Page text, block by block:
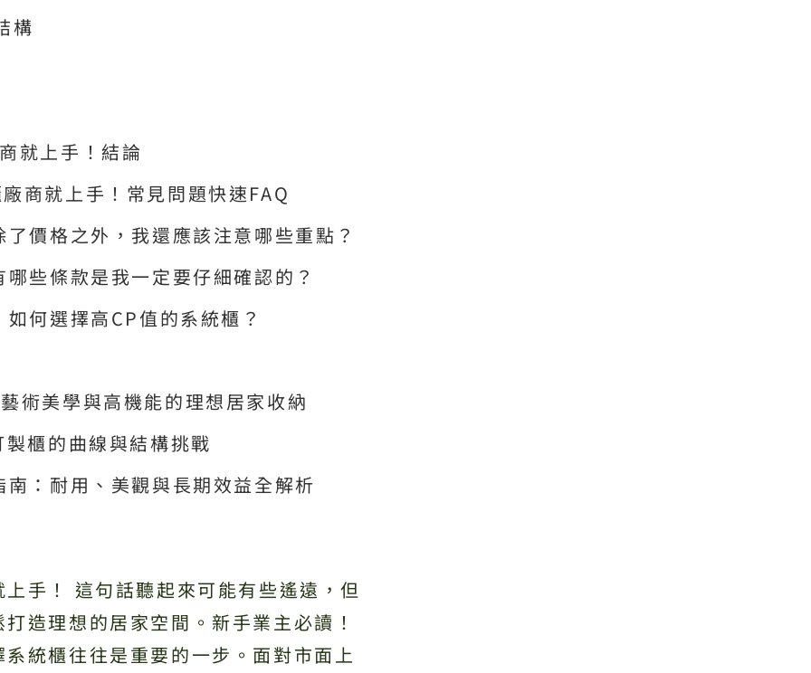
構
就上手！結論
商就上手！常見問題快速FAQ
價格之外，我還應該注意哪些重點？
些條款是我一定要仔細確認的？
何選擇高CP值的系統櫃？
術美學與高機能的理想居家收納
櫃的曲線與結構挑戰
：耐用、美觀與長期效益全解析
手！ 這句話聽起來可能有些遙遠，但
造理想的居家空間。新手業主必讀！
統櫃往往是重要的一步。面對市面上